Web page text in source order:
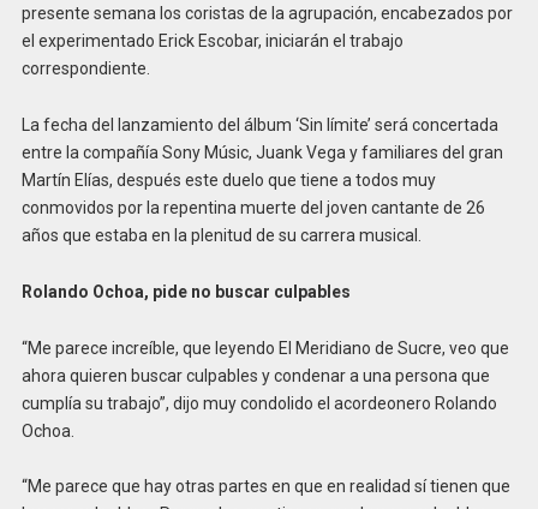
presente semana los coristas de la agrupación, encabezados por
el experimentado Erick Escobar, iniciarán el trabajo
correspondiente.
La fecha del lanzamiento del álbum ‘Sin límite’ será concertada
entre la compañía Sony Músic, Juank Vega y familiares del gran
Martín Elías, después este duelo que tiene a todos muy
conmovidos por la repentina muerte del joven cantante de 26
años que estaba en la plenitud de su carrera musical.
Rolando Ochoa, pide no buscar culpables
“Me parece increíble, que leyendo El Meridiano de Sucre, veo que
ahora quieren buscar culpables y condenar a una persona que
cumplía su trabajo”, dijo muy condolido el acordeonero Rolando
Ochoa.
“Me parece que hay otras partes en que en realidad sí tienen que